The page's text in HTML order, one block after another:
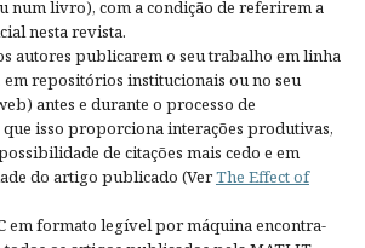
num livro), com a condição de referirem a
nesta revista.
autores publicarem o seu trabalho em linha
repositórios institucionais ou no seu
antes e durante o processo de
isso proporciona interações produtivas,
de citações mais cedo e em
do artigo publicado (VerThe Effect of
em formato legível por máquina encontra-